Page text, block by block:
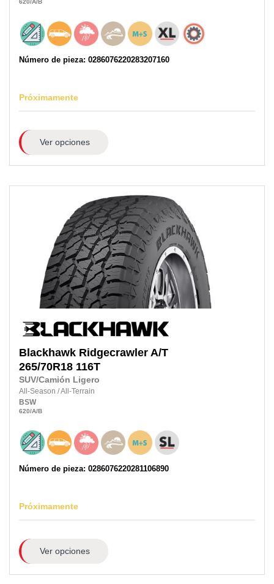
620/A/B
Número de pieza: 0286076220283207160
Próximamente
Ver opciones
Blackhawk Ridgecrawler A/T
265/70R18 116T
SUV/Camión Ligero
All-Season /All-Terrain
BSW
620/A/B
Número de pieza: 0286076220281106890
Próximamente
Ver opciones